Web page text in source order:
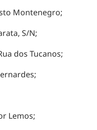
Montenegro;
S/N;
dos Tucanos;
Lemos;